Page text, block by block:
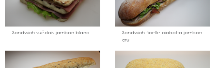
Ajouter
au
catalogue
Voir
le
produit
Sandwich suédois jambon blanc
Ajouter
au
catalogue
Sandwich ficelle ciabatta jambon
cru